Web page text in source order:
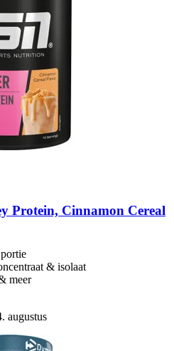
Protein, Cinnamon Cereal
& isolaat
meer
augustus